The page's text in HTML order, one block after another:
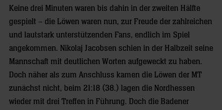
Keine drei Minuten waren bis dahin in der zweiten Hälfte
gespielt – die Löwen waren nun, zur Freude der zahlreichen
und lautstark unterstützenden Fans, endlich im Spiel
angekommen. Nikolaj Jacobsen schien in der Halbzeit seine
Mannschaft mit deutlichen Worten aufgeweckt zu haben.
Doch näher als zum Anschluss kamen die Löwen der MT
zunächst nicht, beim 21:18 (38.) lagen die Nordhessen
wieder mit drei Treffen in Führung. Doch die Badener